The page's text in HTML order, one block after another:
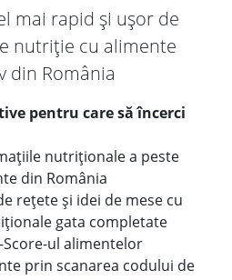
mai rapid și ușor de
nutriție cu alimente
din România
pentru care să încerci
nutriționale a peste
din România
rețete și idei de mese cu
gata completate
ul alimentelor
prin scanarea codului de